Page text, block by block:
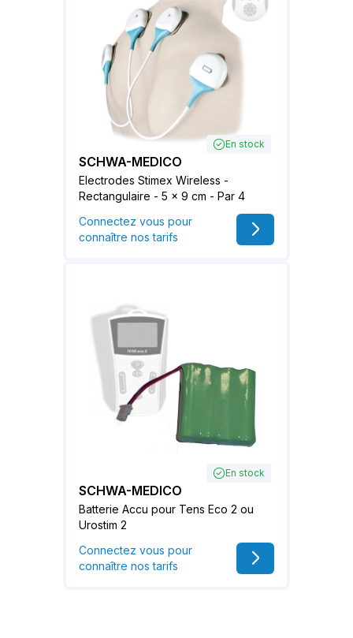
En stock
SCHWA-MEDICO
Electrodes Stimex Wireless -
Rectangulaire - 5 x 9 cm - Par 4
Connectez vous pour
connaître nos tarifs
En stock
SCHWA-MEDICO
Batterie Accu pour Tens Eco 2 ou
Urostim 2
Connectez vous pour
connaître nos tarifs